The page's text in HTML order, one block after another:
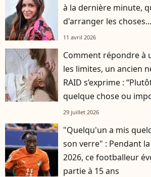
à la dernière minute,
d'arranger les
11 avril 2026
Comment répondre à
les limites, un ancien
RAID s’exprime :
quelque chose ou
chose…”
29 juillet 2026
"Quelqu'un a mis
son verre" : Pendant
2026, ce footballeur
partie à 15 ans